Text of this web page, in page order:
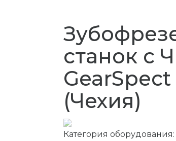
станок с
GearSpect
(Чехия)
Категория оборудования: